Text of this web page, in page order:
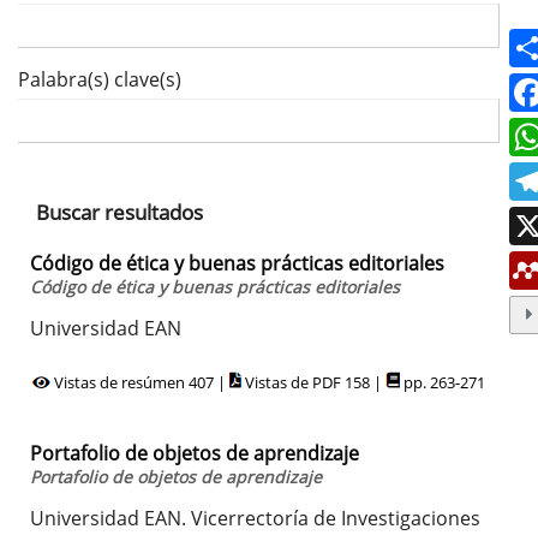
Palabra(s) clave(s)
Buscar resultados
Código de ética y buenas prácticas editoriales
Código de ética y buenas prácticas editoriales
Universidad EAN
Vistas de resúmen 407 | Vistas de PDF 158 | pp. 263-271
Portafolio de objetos de aprendizaje
Portafolio de objetos de aprendizaje
Universidad EAN. Vicerrectoría de Investigaciones